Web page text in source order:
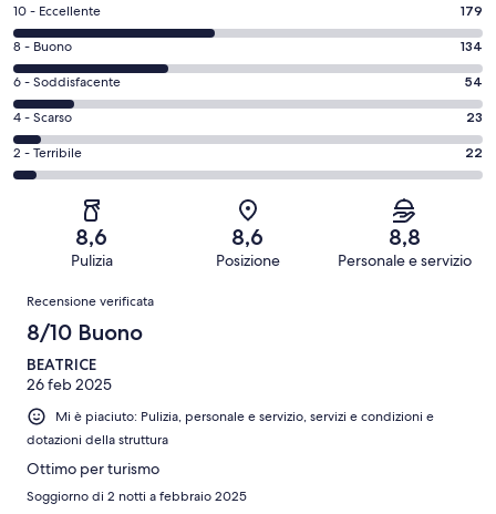
Valutazione
di
10
-
Eccellente.
179
su
412
recensioni
10 - Eccellente 179
Valutazione
di
8
-
Buono.
134
recensioni
8 - Buono 134
Valutazione
di
6
-
Soddisfacente.
recensioni
6 - Soddisfacente 54
Valutazione
di
4
recensioni
4 - Scarso 23
Valutazione
di
Terribile.
su
recensioni
2 - Terribile 22
8,6
Pulizia
8,6
Posizione
8,8
Personale e servizio
Recensioni
Recensione verificata
8/10 Buono
BEATRICE
26 feb 2025
Mi è piaciuto: Pulizia, personale e servizio, servizi e condizioni e
dotazioni della struttura
Ottimo per turismo
Soggiorno di 2 notti a febbraio 2025